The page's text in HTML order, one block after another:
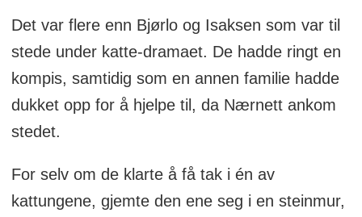
Det var flere enn Bjørlo og Isaksen som var til
stede under katte-dramaet. De hadde ringt en
kompis, samtidig som en annen familie hadde
dukket opp for å hjelpe til, da Nærnett ankom
stedet.
For selv om de klarte å få tak i én av
kattungene, gjemte den ene seg i en steinmur,